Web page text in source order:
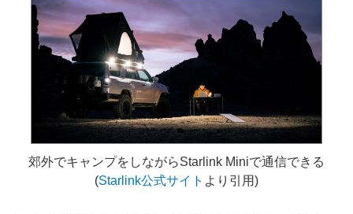
郊外でキャンプをしながらStarlink Miniで通信できる
(Starlink公式サイト より引用)